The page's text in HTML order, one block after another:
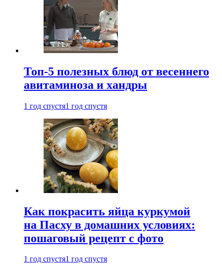
Топ-5 полезных блюд от весеннего
авитаминоза и хандры
1 год спустя1 год спустя
Как покрасить яйца куркумой
на Пасху в домашних условиях:
пошаговый рецепт с фото
1 год спустя1 год спустя